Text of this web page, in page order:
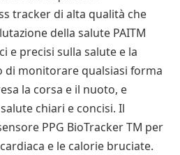
tracker di alta qualità che
della salute PAITM
e precisi sulla salute e la
di monitorare qualsiasi forma
la corsa e il nuoto, e
chiari e concisi. Il
PPG BioTracker TM per
e le calorie bruciate.